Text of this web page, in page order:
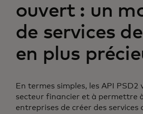
ouvert : un
de services
en plus
En termes simples, les API PSD2
secteur financier et à permettre
entreprises de créer des services